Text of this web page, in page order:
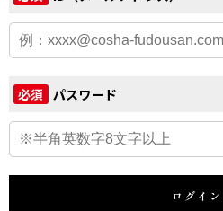
必須 パスワード
ログイン